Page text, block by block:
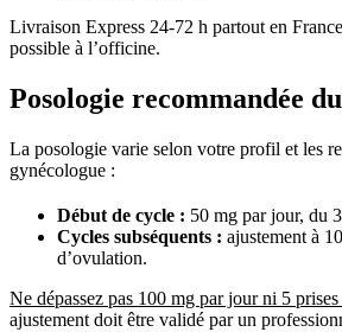
Livraison Express 24-72 h partout en
possible à l’officine.
Posologie recommandée
La posologie varie selon votre profil et les
gynécologue :
Début de cycle : 50 mg par jour, du 3
Cycles subséquents : ajustement à
d’ovulation.
Ne dépassez pas 100 mg par jour ni 5
ajustement doit être validé par un